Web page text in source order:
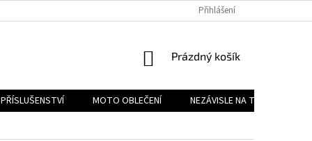
REKLAMAČNÍ ŘÁD
Přihlášení
NÁKUPNÍ
Prázdný košík
MOTO OBLEČENÍ NEZÁVISLE NA TYPU